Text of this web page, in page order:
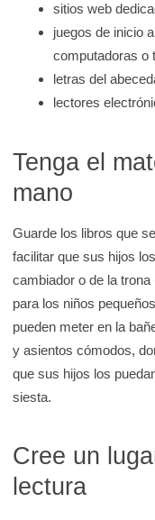
sitios web
juegos de inicio
computadoras o
letras del
lectores
Tenga el
mano
Guarde los libros que
facilitar que sus hijos
cambiador o de la
para los niños
pueden meter en la
y asientos cómodos,
que sus hijos los
siesta.
Cree un
lectura